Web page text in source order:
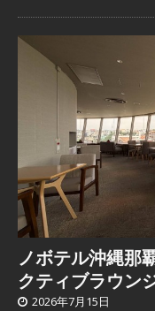
ノボテル沖縄那
クティブラウン
2026年7月15日